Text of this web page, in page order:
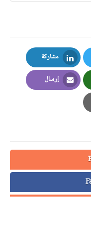
مشاركة
LinkedIn
إرسال
Email